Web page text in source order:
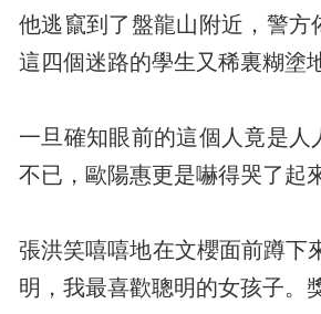
他逃竄到了盤龍山附近，警
這四個迷路的學生又稀裏糊塗
一旦確知眼前的這個人竟是
不已，歐陽惠更是嚇得哭了起
張洪笑嘻嘻地在文櫻面前蹲下
明，我最喜歡聰明的女孩子。